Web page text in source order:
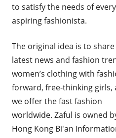
to satisfy the needs of every
aspiring fashionista.
The original idea is to
latest news and fashion
women’s clothing with
forward, free-thinking girls,
we offer the fast fashion
worldwide. Zaful is owned
Hong Kong Bi'an